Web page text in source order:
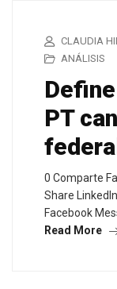
CLAUDIA
ANÁLISIS
PT
0 Comparte
Share
Facebook
Read More